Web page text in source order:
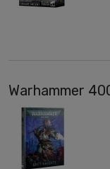
Warhammer